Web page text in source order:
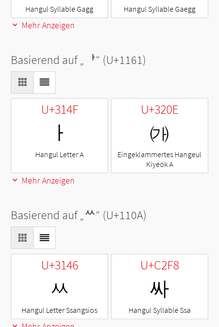
Hangul Syllable Gagg Hangul Syllable Gaegg
Mehr Anzeigen
Basierend auf „ ᅡ“ (U+1161)
U+314F
ㅏ
Hangul Letter A
U+320E
㈎
Eingeklammertes Hangeul
Kiyeok A
Mehr Anzeigen
Basierend auf „ᄊ“ (U+110A)
U+3146
ㅆ
Hangul Letter Ssangsios
U+C2F8
싸
Hangul Syllable Ssa